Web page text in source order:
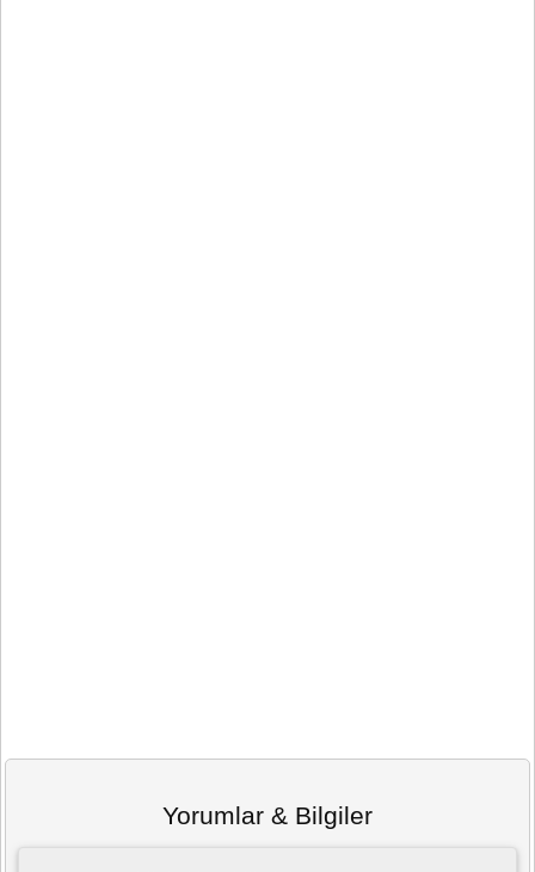
Yorumlar & Bilgiler